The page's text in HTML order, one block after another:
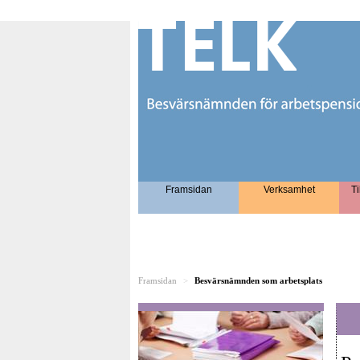
Framsidan Verksamhet
Framsidan > Besvärsnämnden som arbetsplats